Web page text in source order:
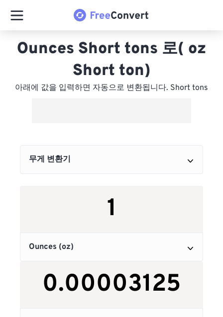
Ounces Short tons 로( oz
Short ton)
아래에 값을 입력하면 자동으로 변환됩니다. Short tons